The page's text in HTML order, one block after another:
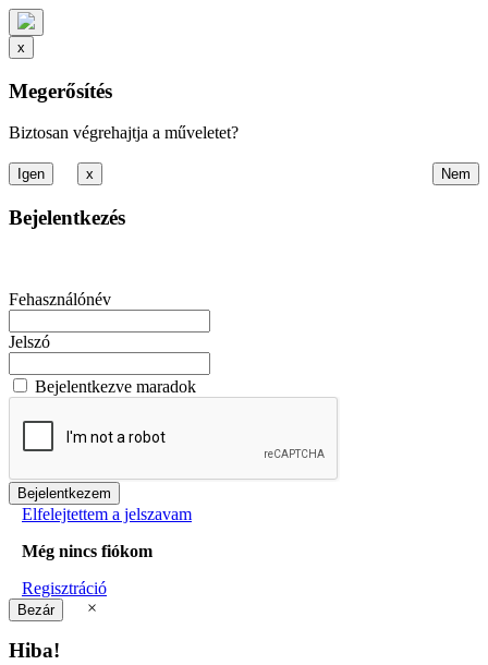
x
Megerősítés
Biztosan végrehajtja a műveletet?
x
Bejelentkezés
Fehasználónév
Jelszó
Bejelentkezve maradok
Elfelejtettem a jelszavam
Még nincs fiókom
Regisztráció
×
Hiba!